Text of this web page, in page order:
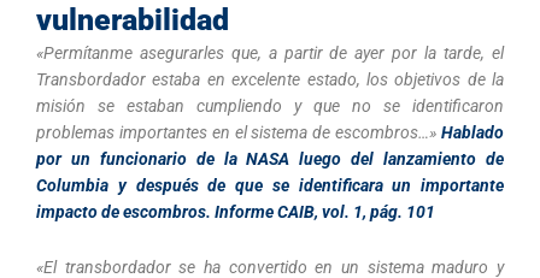
vulnerabilidad
«Permítanme asegurarles que, a partir de ayer por la tarde, el
Transbordador estaba en excelente estado, los objetivos de la
misión se estaban cumpliendo y que no se identificaron
problemas importantes en el sistema de escombros…» Hablado
por un funcionario de la NASA luego del lanzamiento de
Columbia y después de que se identificara un importante
impacto de escombros. Informe CAIB, vol. 1, pág. 101
«El transbordador se ha convertido en un sistema maduro y